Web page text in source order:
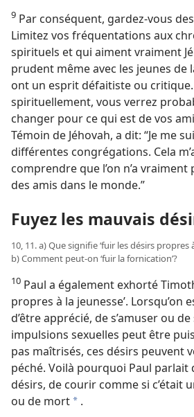
9 Par conséquent, gardez-​vous
Limitez vos fréquentations aux
spirituels et qui aiment vraiment
prudent même avec les jeunes de
ont un esprit défaitiste ou
spirituellement, vous verrez
changer pour ce qui est de vos
Témoin de Jéhovah, a dit: “Je me
différentes congrégations. Cela
comprendre que l’on n’a vraiment
des amis dans le monde.”
Fuyez les mauvais
10, 11. a) Que signifie ‘fuir les désirs propres
b) Comment peut-​on ‘fuir la fornication’?
10 Paul a également exhorté
propres à la jeunesse’. Lorsqu’on
d’être apprécié, de s’amuser ou
impulsions sexuelles peut être
pas maîtrisés, ces désirs peuvent
péché. Voilà pourquoi Paul parlait
désirs, de courir comme si c’était
ou de mort a .